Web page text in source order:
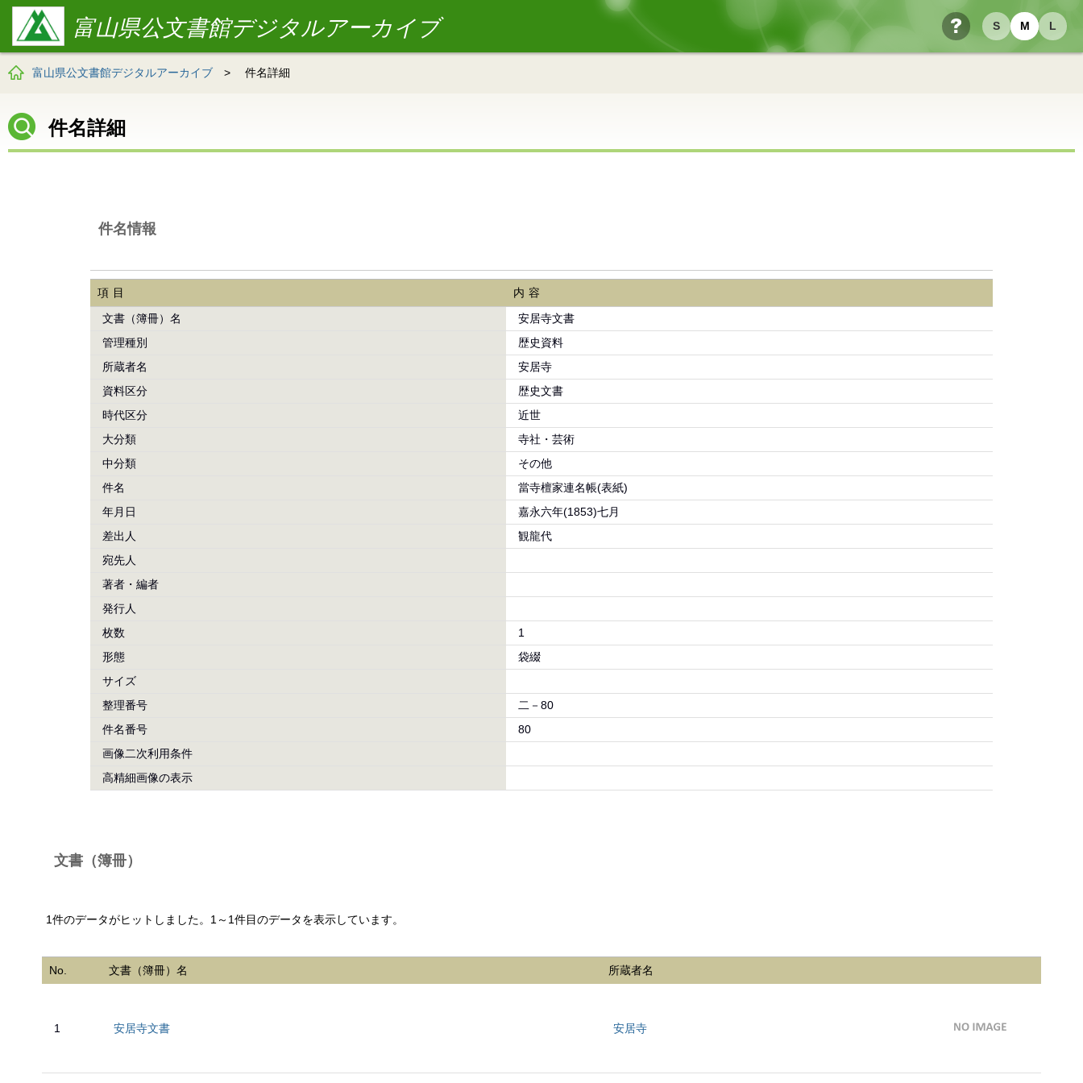
S M L
ヘルプ
富山県公文書館デジタルアーカイブ
富山県公文書館デジタルアーカイブ > 件名詳細
件名詳細
件名情報
項目
内容
文書（簿冊）名
安居寺文書
管理種別
歴史資料
所蔵者名
安居寺
資料区分
歴史文書
時代区分
近世
大分類
寺社・芸術
中分類
その他
件名
當寺檀家連名帳(表紙)
年月日
嘉永六年(1853)七月
差出人
観龍代
宛先人
著者・編者
発行人
枚数
1
形態
袋綴
サイズ
整理番号
二－80
件名番号
80
画像二次利用条件
高精細画像の表示
文書（簿冊）
1件のデータがヒットしました。1～1件目のデータを表示しています。
No. 文書（簿冊）名 所蔵者名
1 安居寺文書 安居寺